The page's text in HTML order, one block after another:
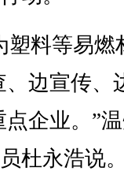
料等易燃
、边宣传、
点企业。”
杜永浩说